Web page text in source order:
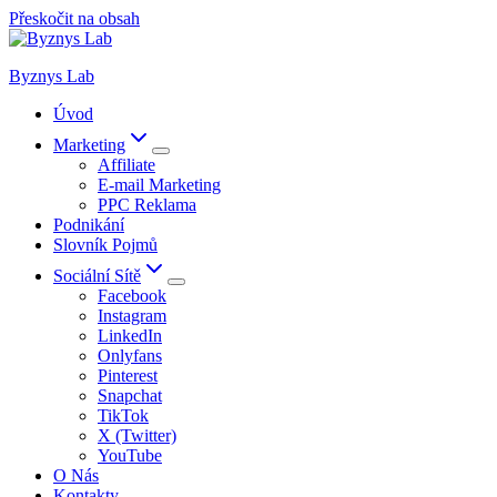
Přeskočit na obsah
Byznys Lab
Úvod
Marketing
Affiliate
E-mail Marketing
PPC Reklama
Podnikání
Slovník Pojmů
Sociální Sítě
Facebook
Instagram
LinkedIn
Onlyfans
Pinterest
Snapchat
TikTok
X (Twitter)
YouTube
O Nás